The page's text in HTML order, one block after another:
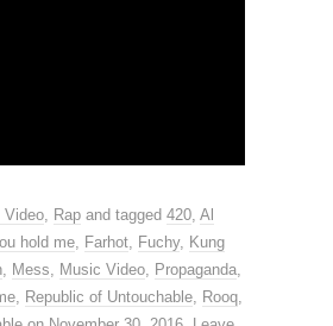
Video, Rap and tagged 420, Al
hold me, Farhot, Fuchy, Kung
, Mess, Music Video, Propaganda,
, Republic of Untouchable, Rooq,